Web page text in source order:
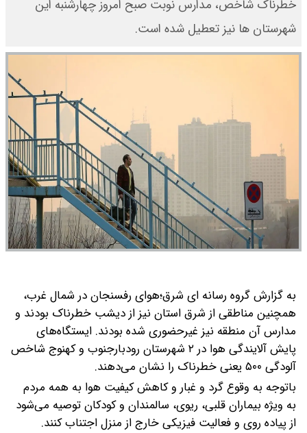
خطرناک شاخص، مدارس نوبت صبح امروز چهارشنبه این
شهرستان ها نیز تعطیل شده است.
به گزارش گروه رسانه ای شرق؛هوای رفسنجان در شمال غرب،
همچنین مناطقی از شرق استان نیز از دیشب خطرناک بودند و
مدارس آن منطقه نیز غیرحضوری شده بودند. ایستگاه‌های
پایش آلایندگی هوا در ٢ شهرستان رودبارجنوب و کهنوج شاخص
آلودگی ۵۰۰ یعنی خطرناک را نشان می‌دهند.
باتوجه به وقوع گرد و غبار و کاهش کیفیت هوا به همه مردم
به ویژه بیماران قلبی، ریوی، سالمندان و کودکان توصیه می‌شود
از پیاده روی و فعالیت فیزیکی خارج از منزل اجتناب کنند.